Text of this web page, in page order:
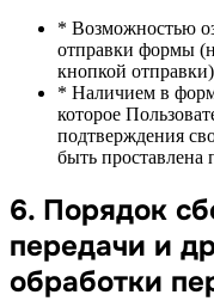
* Возможностью
отправки формы
кнопкой
* Наличием в
которое
подтверждения
быть
6. Порядок
передачи и
обработки